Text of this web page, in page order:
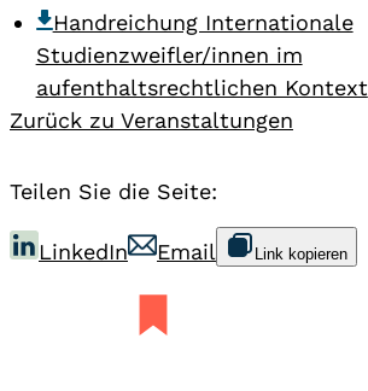
Handreichung Internationale
Studienzweifler/innen im
aufenthaltsrechtlichen Kontext
Zurück zu Veranstaltungen
Teilen Sie die Seite:
LinkedIn Email Link kopieren